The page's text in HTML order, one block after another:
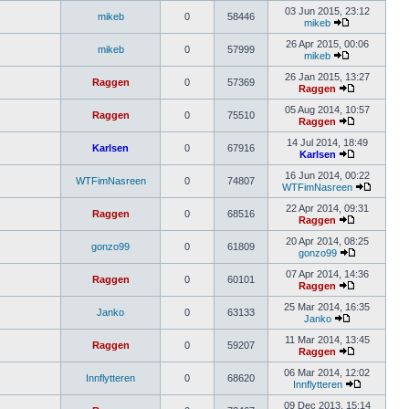
mikeb 0 58446
03 Jun 2015, 23:12
mikeb
mikeb 0 57999
26 Apr 2015, 00:06
mikeb
Raggen 0 57369
26 Jan 2015, 13:27
Raggen
Raggen 0 75510
05 Aug 2014, 10:57
Raggen
Karlsen 0 67916
14 Jul 2014, 18:49
Karlsen
WTFimNasreen 0 74807
16 Jun 2014, 00:22
WTFimNasreen
Raggen 0 68516
22 Apr 2014, 09:31
Raggen
gonzo99 0 61809
20 Apr 2014, 08:25
gonzo99
Raggen 0 60101
07 Apr 2014, 14:36
Raggen
Janko 0 63133
25 Mar 2014, 16:35
Janko
Raggen 0 59207
11 Mar 2014, 13:45
Raggen
Innflytteren 0 68620
06 Mar 2014, 12:02
Innflytteren
09 Dec 2013, 15:14